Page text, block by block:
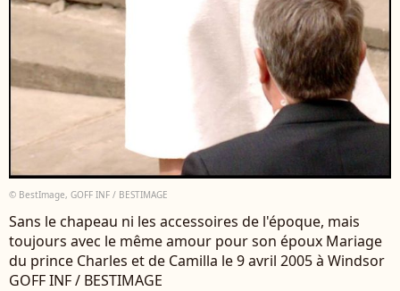
© BestImage, GOFF INF / BESTIMAGE
Sans le chapeau ni les accessoires de l'époque, mais
toujours avec le même amour pour son époux Mariage
du prince Charles et de Camilla le 9 avril 2005 à Windsor
GOFF INF / BESTIMAGE